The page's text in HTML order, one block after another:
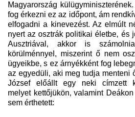
Magyarország
fog érkezni ez az időpont, ám
elfogadni a kinevezést. Az elmúlt
nyert az osztrák politikai életbe, és
Ausztriával, akkor is
körülménnyel, miszerint ő nem
ügyeikbe, s ez árnyékként fog
az egyedüli, aki meg tudja menteni
József előállt egy neki címzett
melyet kettőjükön, valamint
sem érthetett: